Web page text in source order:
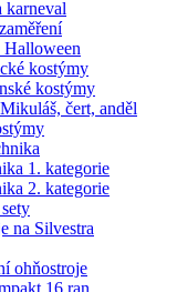
karneval
Halloween
kostýmy
kostýmy
čert, anděl
1. kategorie
2. kategorie
na Silvestra
ohňostroje
16 ran